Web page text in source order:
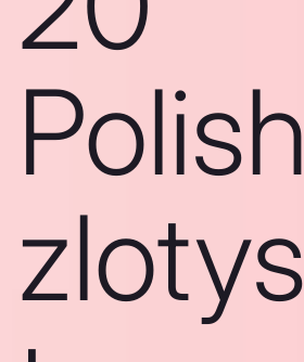
Polish
zlotys